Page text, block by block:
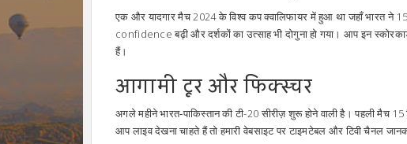
एक और यादगार मैच 2024 के विश्व कप क्वालिफायर में हुआ था जहाँ भारत ने
confidence बढ़ी और दर्शकों का उत्साह भी दोगुना हो गया। आप इन
हैं।
आगामी टूर और फिक्स्चर
अगले महीने भारत‑पाकिस्तान की टी-20 सीरीज़ शुरू होने वाली है। पहली मैच
आप लाइव देखना चाहते हैं तो हमारी वेबसाइट पर टाइमटेबल और टिवी चैनल